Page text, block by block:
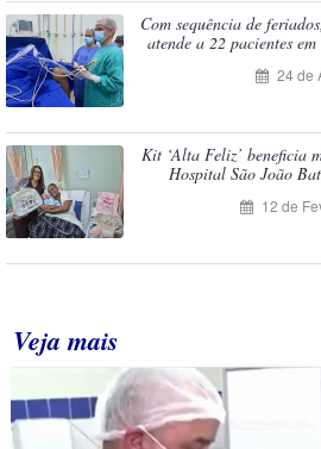
Com sequência de
atende a 22 pacientes
24 de
Kit ‘Alta Feliz’ beneficia
Hospital São João
12 de
Veja mais